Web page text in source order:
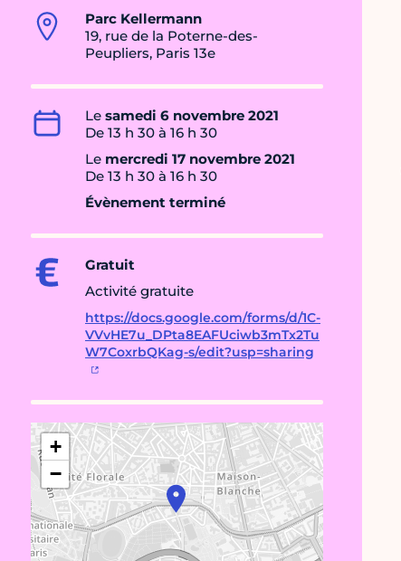
Parc Kellermann
19, rue de la Poterne-des-
Peupliers, Paris 13e
Le samedi 6 novembre 2021
De 13 h 30 à 16 h 30
Le mercredi 17 novembre 2021
De 13 h 30 à 16 h 30
Évènement terminé
Gratuit
Activité gratuite
https://docs.google.com/forms/d/1C-
VVvHE7u_DPta8EAFUciwb3mTx2Tu
W7CoxrbQKag-s/edit?usp=sharing
+
−